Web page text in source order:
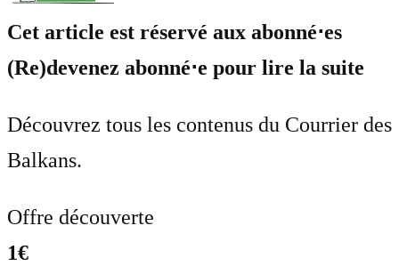
Cet article est réservé aux abonné⋅es
(Re)devenez abonné⋅e pour lire la suite
Découvrez tous les contenus du Courrier des
Balkans.
Offre découverte
1€